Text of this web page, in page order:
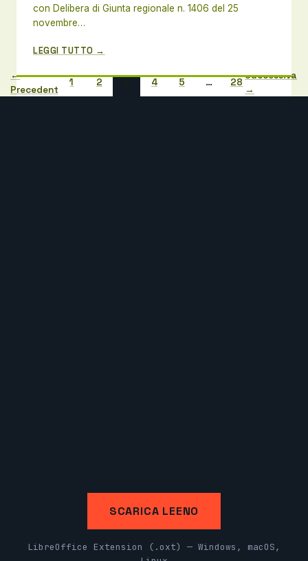
con Delibera di Giunta regionale n. 1406 del 25
novembre…
LEGGI TUTTO →
←
Precedente
1 2 4 5 … 28
Successiva
→
SCARICA LEENO
LibreOffice Extension (.oxt) — Windows, macOS,